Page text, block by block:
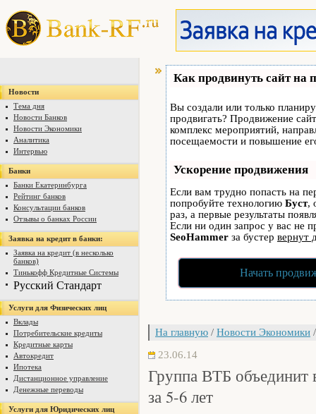
Новости
Тема дня
Новости Банков
Новости Экономики
Аналитика
Интервью
Банки
Банки Екатеринбурга
Рейтинг банков
Консультации банков
Отзывы о банках России
Заявка на кредит в банки:
Заявка на кредит (в несколько
банков)
Тинькофф Кредитные Системы
Русский Стандарт
Услуги для Физических лиц
Вклады
Потребительские кредиты
Кредитные карты
Автокредит
Ипотека
Дистанционное управление
Денежные переводы
Услуги для Юридических лиц
Как продвинуть сайт на
Вы создали или только
продвигать? Продвижение
комплекс мероприятий,
посещаемости и повышение
Ускорение продвижения
Если вам трудно попасть на
попробуйте технологию Буст,
раз, а первые результаты
Если ни один запрос у вас не
SeoHammer за бустер вернут
Начать
На главную / Новости Экономики /
23.06.14
Группа ВТБ объединит
за 5-6 лет